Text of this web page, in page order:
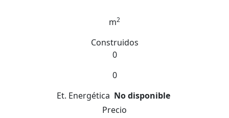
m2
Construidos
0
0
Et. Energética No disponible
Precio